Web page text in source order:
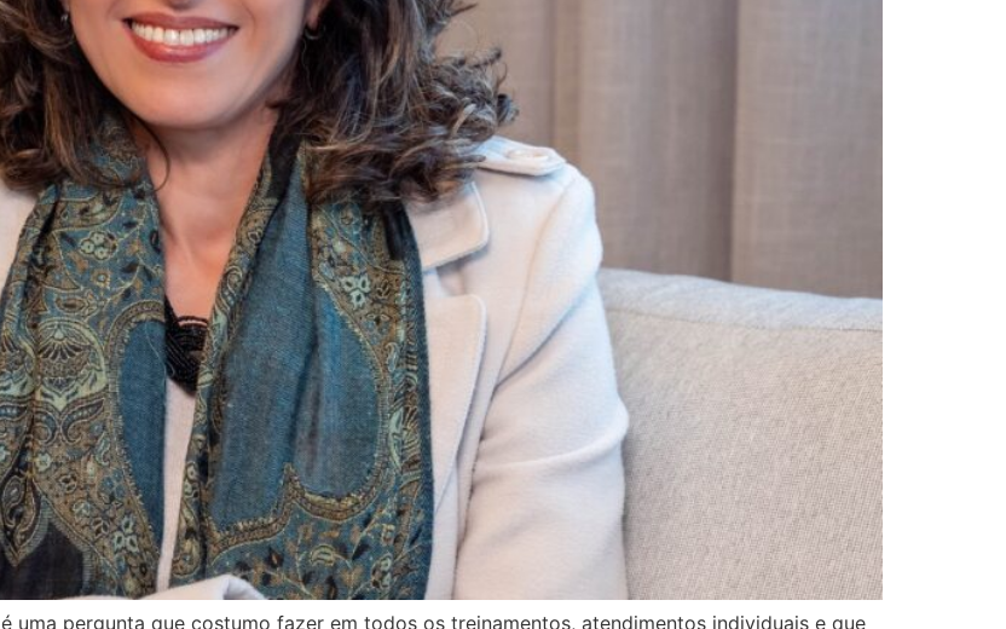
uma pergunta que costumo fazer em todos os treinamentos, atendimentos individuais e que